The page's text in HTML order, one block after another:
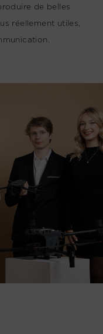
de belles
réellement utiles,